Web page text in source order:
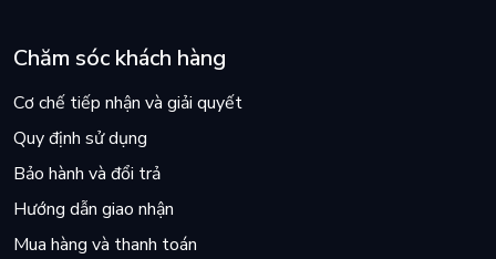
Chăm sóc khách hàng
Cơ chế tiếp nhận và giải quyết
Quy định sử dụng
Bảo hành và đổi trả
Hướng dẫn giao nhận
Mua hàng và thanh toán